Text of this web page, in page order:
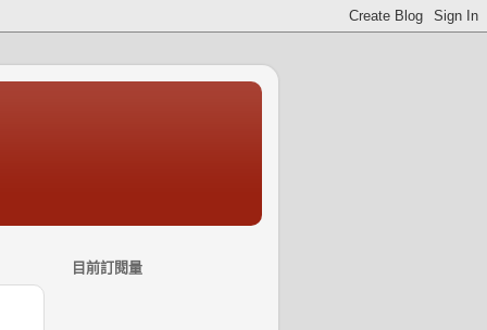
目前訂閱量